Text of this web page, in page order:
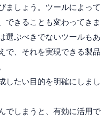
ましょう。ツールによって
できることも変わってきま
選ぶべきでないツールもあ
で、それを実現できる製品
したい目的を明確にしまし
でしまうと、有効に活用で